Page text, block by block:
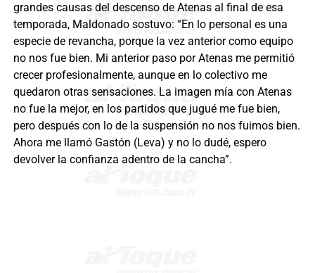
grandes causas del descenso de Atenas al final de esa
temporada, Maldonado sostuvo: “En lo personal es una
especie de revancha, porque la vez anterior como equipo
no nos fue bien. Mi anterior paso por Atenas me permitió
crecer profesionalmente, aunque en lo colectivo me
quedaron otras sensaciones. La imagen mía con Atenas
no fue la mejor, en los partidos que jugué me fue bien,
pero después con lo de la suspensión no nos fuimos bien.
Ahora me llamó Gastón (Leva) y no lo dudé, espero
devolver la confianza adentro de la cancha”.